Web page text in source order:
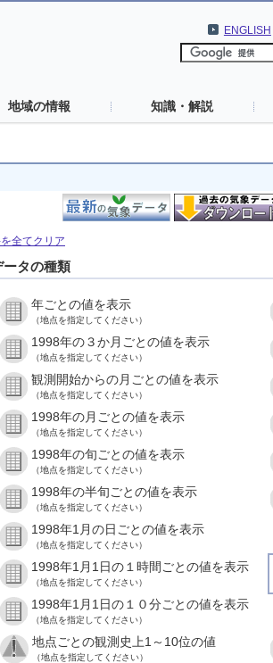
ENGLISH
地域の情報 知識・解説
全てクリア
ータの種類
年ごとの値を表示
（地点を指定してください）
1998年の３か月ごとの値を表示
（地点を指定してください）
観測開始からの月ごとの値を表示
（地点を指定してください）
1998年の月ごとの値を表示
（地点を指定してください）
1998年の旬ごとの値を表示
（地点を指定してください）
1998年の半旬ごとの値を表示
（地点を指定してください）
1998年1月の日ごとの値を表示
（地点を指定してください）
1998年1月1日の１時間ごとの値を表示
（地点を指定してください）
1998年1月1日の１０分ごとの値を表示
（地点を指定してください）
地点ごとの観測史上1～10位の値
（地点を指定してください）